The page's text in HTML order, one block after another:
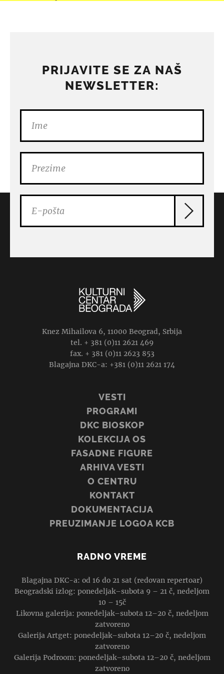
PRIJAVITE SE ZA NAŠ
NEWSLETTER:
Knez Mihailova 6, 11000 Beograd, Srbija
tel. + 381 (0)11 2621 469
fax. + 381 (0)11 2623 853
Blagajna DKC-a: +381 (0)11 2621 174
VESTI
PROGRAMI
DKC BIOSKOP
KOLEKCIJA OS
FASADNE FIGURE
ARHIVA VESTI
O CENTRU
KONTAKT
DOKUMENTACIJA
PREUZIMANJE LOGOA KCB
RADNO VREME
Blagajna DKC-a: od 16 do 21 sat (redovan repertoar)
Beogradski izlog: ponedeljak–subota 9 – 21 č, nedeljom
10 – 15č
Likovna galerija: ponedeljak–subota 12–20 č, nedeljom
zatvoreno
Galerija Artget: ponedeljak–subota 12–20 č, nedeljom
zatvoreno
Galerija Podroom: ponedeljak–subota 12–20 č, nedeljom
zatvoreno